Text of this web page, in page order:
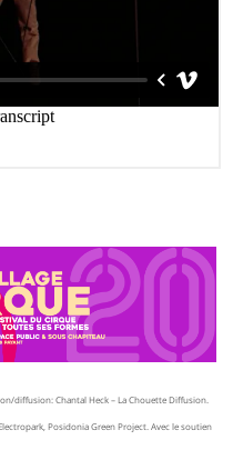
diffusion: Chantal Heck – La Chouette Diffusion.
Posidonia Green Project. Avec le soutien